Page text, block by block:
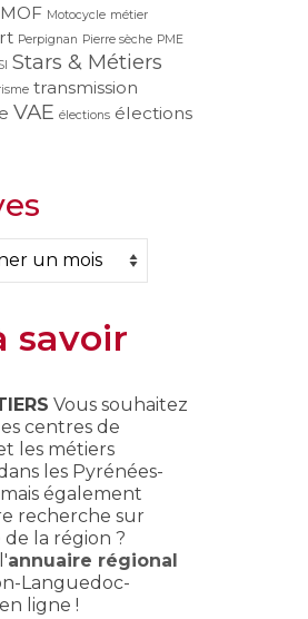
MOF Motocycle métier
Perpignan Pierre sèche PME
Stars & Métiers
transmission
VAE élections élections
savoir
Vous souhaitez
centres de
les métiers
les Pyrénées-
également
recherche sur
de la région ?
annuaire régional
Languedoc-
ligne !